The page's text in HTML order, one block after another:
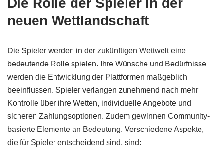
Die Rolle der Spieler in der
neuen Wettlandschaft
Die Spieler werden in der zukünftigen Wettwelt eine
bedeutende Rolle spielen. Ihre Wünsche und Bedürfnisse
werden die Entwicklung der Plattformen maßgeblich
beeinflussen. Spieler verlangen zunehmend nach mehr
Kontrolle über ihre Wetten, individuelle Angebote und
sicheren Zahlungsoptionen. Zudem gewinnen Community-
basierte Elemente an Bedeutung. Verschiedene Aspekte,
die für Spieler entscheidend sind, sind: